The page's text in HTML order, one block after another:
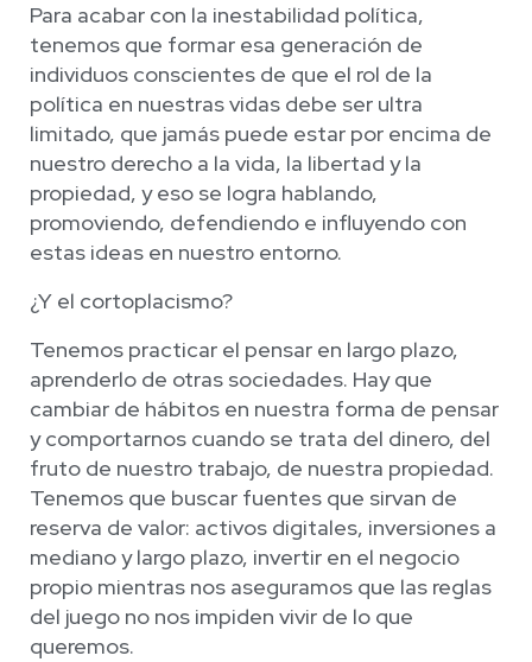
Para acabar con la inestabilidad política,
tenemos que formar esa generación de
individuos conscientes de que el rol de la
política en nuestras vidas debe ser ultra
limitado, que jamás puede estar por encima de
nuestro derecho a la vida, la libertad y la
propiedad, y eso se logra hablando,
promoviendo, defendiendo e influyendo con
estas ideas en nuestro entorno.
¿Y el cortoplacismo?
Tenemos practicar el pensar en largo plazo,
aprenderlo de otras sociedades. Hay que
cambiar de hábitos en nuestra forma de pensar
y comportarnos cuando se trata del dinero, del
fruto de nuestro trabajo, de nuestra propiedad.
Tenemos que buscar fuentes que sirvan de
reserva de valor: activos digitales, inversiones a
mediano y largo plazo, invertir en el negocio
propio mientras nos aseguramos que las reglas
del juego no nos impiden vivir de lo que
queremos.